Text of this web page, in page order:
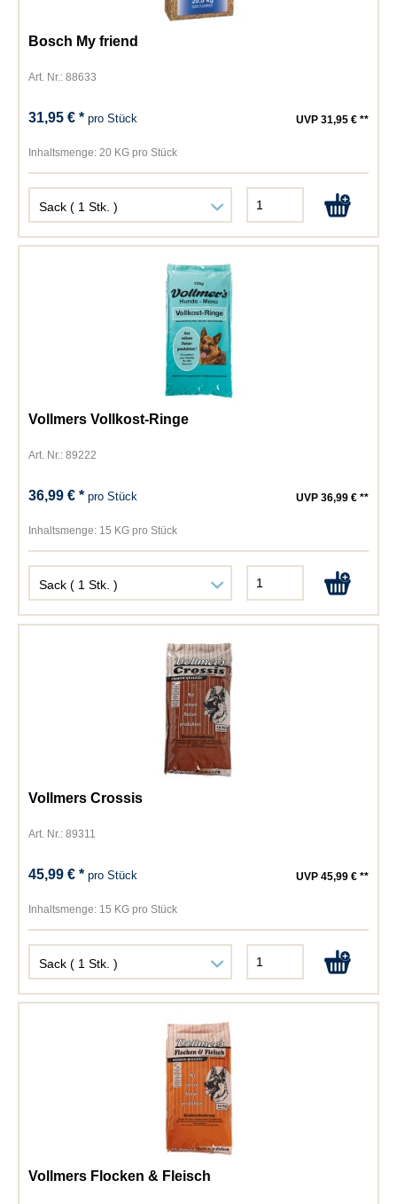
Bosch My friend
Art. Nr.: 88633
31,95 € *pro Stück UVP 31,95 € **
Inhaltsmenge: 20 KG pro Stück
Vollmers Vollkost-Ringe
Art. Nr.: 89222
36,99 € *pro Stück UVP 36,99 € **
Inhaltsmenge: 15 KG pro Stück
Vollmers Crossis
Art. Nr.: 89311
45,99 € *pro Stück UVP 45,99 € **
Inhaltsmenge: 15 KG pro Stück
Vollmers Flocken & Fleisch